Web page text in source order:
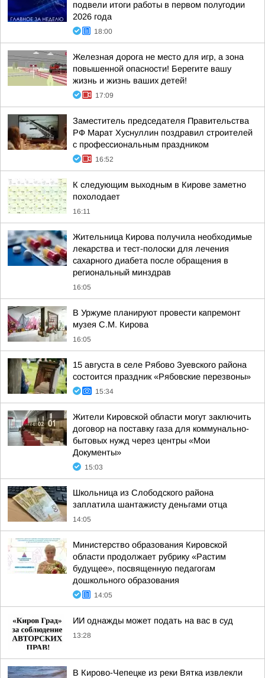
подвели итоги работы в первом полугодии
2026 года
18:00
Железная дорога не место для игр, а зона
повышенной опасности! Берегите вашу
жизнь и жизнь ваших детей!
17:09
Заместитель председателя Правительства
РФ Марат Хуснуллин поздравил строителей
с профессиональным праздником
16:52
К следующим выходным в Кирове заметно
похолодает
16:11
Жительница Кирова получила необходимые
лекарства и тест-полоски для лечения
сахарного диабета после обращения в
региональный минздрав
16:05
В Уржуме планируют провести капремонт
музея С.М. Кирова
16:05
15 августа в селе Рябово Зуевского района
состоится праздник «Рябовские перезвоны»
15:34
Жители Кировской области могут заключить
договор на поставку газа для коммунально-
бытовых нужд через центры «Мои
Документы»
15:03
Школьница из Слободского района
заплатила шантажисту деньгами отца
14:05
Министерство образования Кировской
области продолжает рубрику «Растим
будущее», посвященную педагогам
дошкольного образования
14:05
ИИ однажды может подать на вас в суд
13:28
В Кирово-Чепецке из реки Вятка извлекли